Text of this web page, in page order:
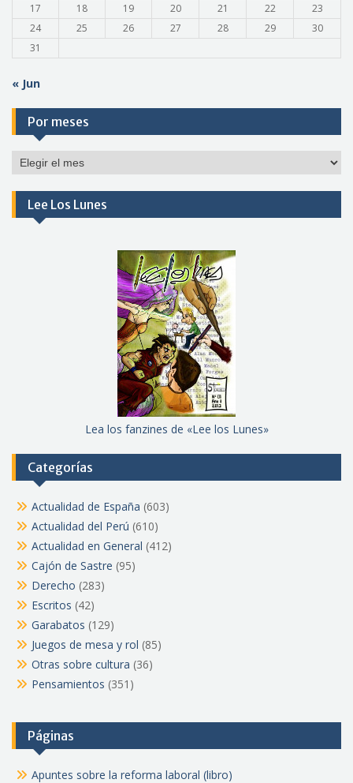
17
18 19 20 21 22
23
24
25 26 27 28 29
30
31
« Jun
Por meses
Por
Lee Los Lunes
Lea los fanzines de «Lee los Lunes»
Categorías
Actualidad de España (603)
Actualidad del Perú (610)
Actualidad en General (412)
Cajón de Sastre (95)
Derecho (283)
Escritos (42)
Garabatos (129)
Juegos de mesa y rol (85)
Otras sobre cultura (36)
Pensamientos (351)
Páginas
Apuntes sobre la reforma laboral (libro)